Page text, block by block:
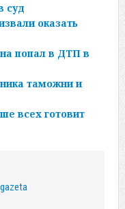
суд
оказать
попал в ДТП в
таможни и
всех готовит